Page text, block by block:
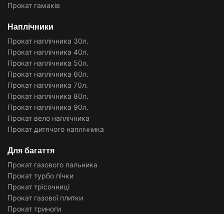
Прокат гамаків
Наплічники
Прокат наплічника 30л.
Прокат наплічника 40л.
Прокат наплічника 50л.
Прокат наплічника 60л.
Прокат наплічника 70л.
Прокат наплічника 80л.
Прокат наплічника 90л.
Прокат вело наплічника
Прокат дитячого наплічника
Для багаття
Прокат газового пальника
Прокат турбо пічки
Прокат трісочниці
Прокат газової плитки
Прокат триноги